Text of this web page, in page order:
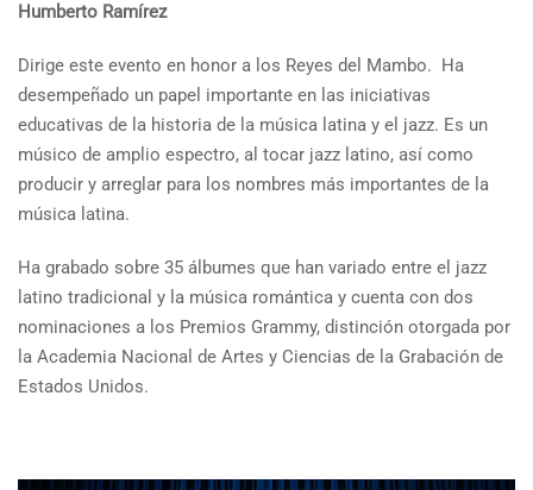
Humberto Ramírez
Dirige este evento en honor a los Reyes del Mambo. Ha
desempeñado un papel importante en las iniciativas
educativas de la historia de la música latina y el jazz. Es un
músico de amplio espectro, al tocar jazz latino, así como
producir y arreglar para los nombres más importantes de la
música latina.
Ha grabado sobre 35 álbumes que han variado entre el jazz
latino tradicional y la música romántica y cuenta con dos
nominaciones a los Premios Grammy, distinción otorgada por
la Academia Nacional de Artes y Ciencias de la Grabación de
Estados Unidos.